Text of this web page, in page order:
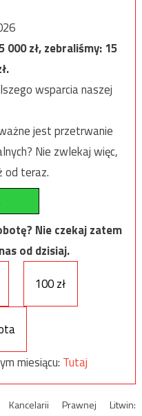
000zł, zebraliśmy:15
wsparcia naszej
jest przetrwanie
Nie zwlekaj więc,
od teraz.
Nie czekaj zatem
od dzisiaj.
100 zł
miesiącu: Tutaj
Prawnej Litwin: